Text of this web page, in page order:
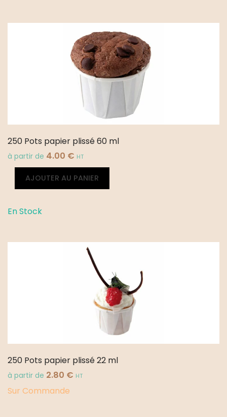
250 Pots papier plissé 60 ml
à partir de 4.00 € HT
quantité
Pots
60
AJOUTER AU PANIER
Alternative:
En Stock
250 Pots papier plissé 22 ml
à partir de 2.80 € HT
Sur Commande